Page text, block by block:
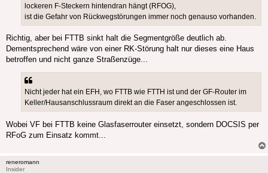
lockeren F-Steckern hintendran hängt (RFOG),
ist die Gefahr von Rückwegstörungen immer noch genauso vorhanden.
Richtig, aber bei FTTB sinkt halt die Segmentgröße deutlich ab.
Dementsprechend wäre von einer RK-Störung halt nur dieses eine Haus
betroffen und nicht ganze Straßenzüge...
Nicht jeder hat ein EFH, wo FTTB wie FTTH ist und der GF-Router im
Keller/Hausanschlussraum direkt an die Faser angeschlossen ist.
Wobei VF bei FTTB keine Glasfaserrouter einsetzt, sondern DOCSIS per
RFoG zum Einsatz kommt...
reneromann
Insider